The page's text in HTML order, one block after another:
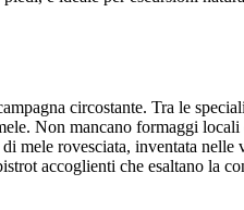
circostante. Tra le
Non mancano formaggi
mele rovesciata, inventata
accoglienti che esaltano la